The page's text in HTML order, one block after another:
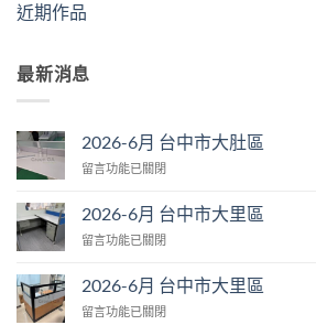
近期作品
最新消息
2026-6月 台中市大肚區
在
月
台
市
肚
留言功能已關閉
2026-6月 台中市大里區
在
月
台
留言功能已關閉
2026-6月 台中市大里區
在
留言功能已關閉